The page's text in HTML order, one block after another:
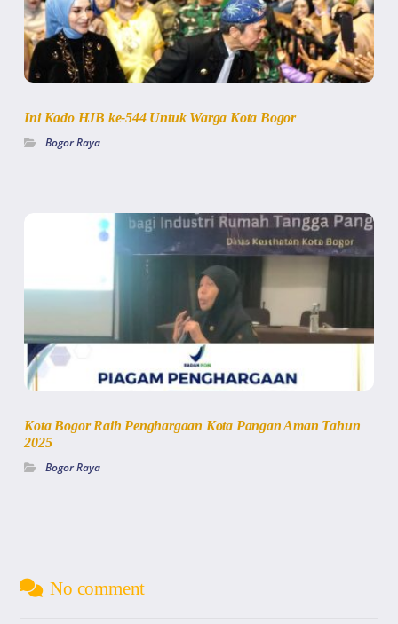
Ini Kado HJB ke-544 Untuk Warga Kota Bogor
Bogor Raya
Kota Bogor Raih Penghargaan Kota Pangan Aman Tahun
2025
Bogor Raya
No comment